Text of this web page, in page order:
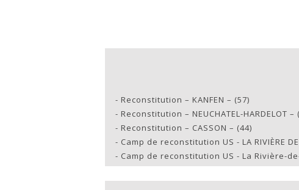
- Reconstitution – KANFEN – (57)
- Reconstitution – NEUCHATEL-HARDELOT –
- Reconstitution – CASSON – (44)
- Camp de reconstitution US - LA RIVIÈRE DE
- Camp de reconstitution US - La Rivière-